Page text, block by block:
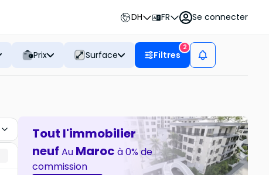
DH FR Se connecter
Prix Surface Filtres
2
Tout l'immobilier
neuf Au Maroc à 0% de
commission